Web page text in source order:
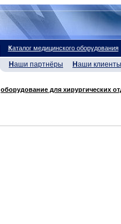
Каталог медицинского оборудования
Наши партнёры Наши клиенты
оборудование для хирургических